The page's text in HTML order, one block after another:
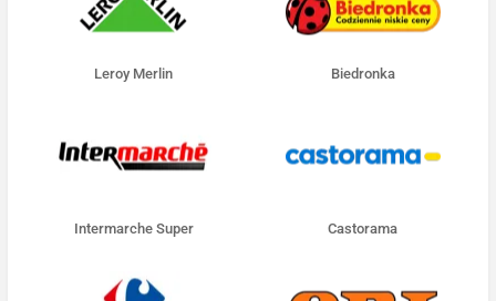
Leroy Merlin Biedronka
Intermarche Super Castorama